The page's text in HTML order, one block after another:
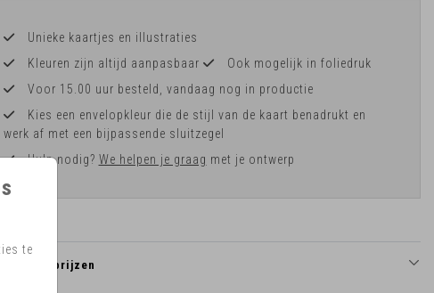
te
Unieke kaartjes en illustraties
Kleuren zijn altijd aanpasbaar
Ook mogelijk in foliedruk
Voor 15.00 uur besteld, vandaag nog in productie
Kies een envelopkleur die de stijl van de kaart benadrukt en
werk af met een bijpassende sluitzegel
Hulp nodig? We helpen je graag met je ontwerp
en prijzen